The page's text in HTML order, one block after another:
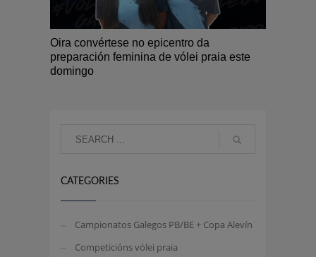
Oira convértese no epicentro da
preparación feminina de vólei praia este
domingo
CATEGORIES
Campionatos Galegos PB/BE + Copa Alevín
Competicións vólei praia